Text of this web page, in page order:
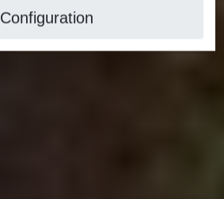
Configuration